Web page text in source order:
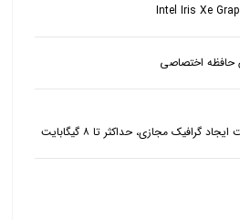
Intel Iris Xe
حافظه اختصاصی
ایجاد گرافیک مجازی، حداکثر تا ۸ گیگابایت